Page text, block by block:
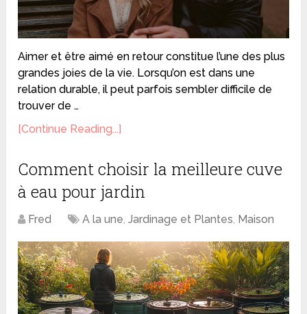
Aimer et être aimé en retour constitue l’une des plus
grandes joies de la vie. Lorsqu’on est dans une
relation durable, il peut parfois sembler difficile de
trouver de …
[Continue Reading...]
Comment choisir la meilleure cuve
à eau pour jardin
Fred A la une,Jardinage et Plantes, Maison